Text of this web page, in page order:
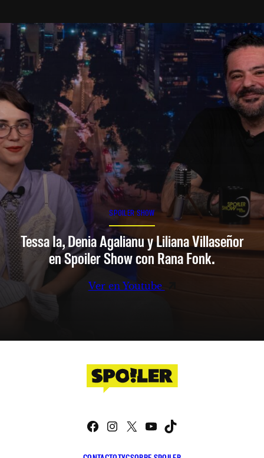
SPOILER SHOW
Tessa Ia, Denia Agalianu y Liliana Villaseñor
en Spoiler Show con Rana Fonk.
Ver en Youtube
Facebook
Instagram
X YouTube